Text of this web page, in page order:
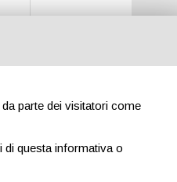
parte dei visitatori come
di questa informativa o